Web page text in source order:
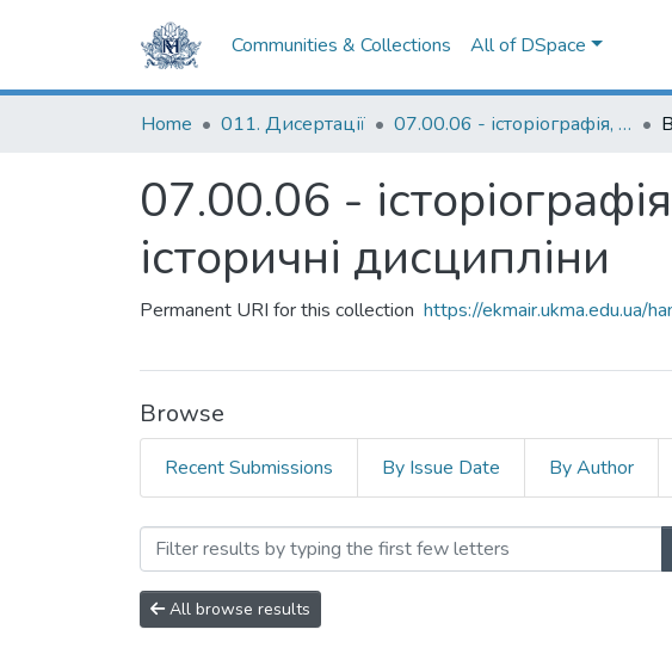
Communities & Collections All of DSpace
Home 011. Дисертації 07.00.06 - історіографія, джерелознавство та спеціальні історичні дисципліни
07.00.06 -
історичні дисципліни
Permanent URI for this collection https://ekmair.ukma.edu.ua/
Browse
Recent Submissions By Issue Date By Author
Browsing 07.00.06 -
All browse results